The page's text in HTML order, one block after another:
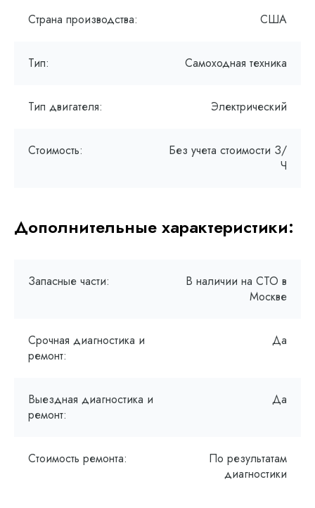
Страна производства: США
Тип: Самоходная техника
Тип двигателя: Электрический
Стоимость:
Без учета стоимости З/
Ч
Дополнительные характеристики:
Запасные части:
В наличии на СТО в
Москве
Срочная диагностика и
ремонт:
Да
Выездная диагностика и
ремонт:
Да
Стоимость ремонта:
По результатам
диагностики